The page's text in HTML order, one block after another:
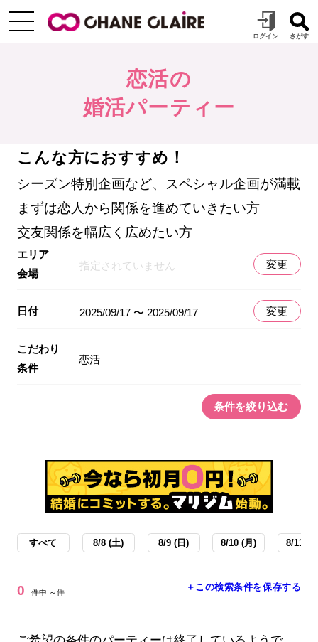
恋活の
婚活パーティー
こんな方におすすめ！
シーズン特別企画など、スペシャル企画が満載
まずは恋人から関係を進めていきたい方
交友関係を幅広く広めたい方
エリア
会場
指定されていません 変更
日付 2025/09/17 〜 2025/09/17 変更
こだわり
条件
恋活
条件を絞り込む
すべて 8/8 (土) 8/9 (日) 8/10 (月) 8/11 (
0 件中 ～件 ＋この検索条件を保存する